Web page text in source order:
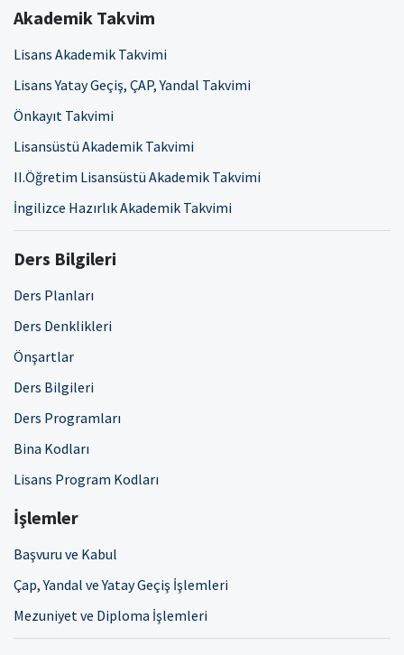
Akademik Takvim
Lisans Akademik Takvimi
Lisans Yatay Geçiş, ÇAP, Yandal Takvimi
Önkayıt Takvimi
Lisansüstü Akademik Takvimi
II.Öğretim Lisansüstü Akademik Takvimi
İngilizce Hazırlık Akademik Takvimi
Ders Bilgileri
Ders Planları
Ders Denklikleri
Önşartlar
Ders Bilgileri
Ders Programları
Bina Kodları
Lisans Program Kodları
İşlemler
Başvuru ve Kabul
Çap, Yandal ve Yatay Geçiş İşlemleri
Mezuniyet ve Diploma İşlemleri